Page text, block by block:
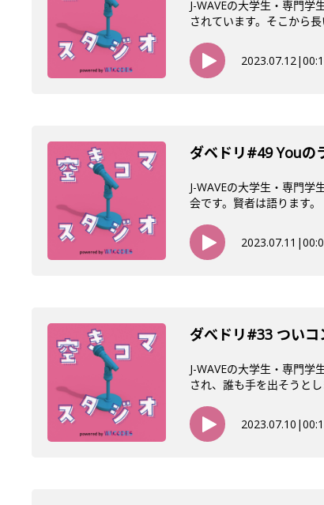
J-WAVEの大学生・専門
されています。そこから
2023.07.12|
ダベドリ#49 Youの
J-WAVEの大学生・専門
会です。賢者は語ります
2023.07.11 |
ダべドリ#33 つい
J-WAVEの大学生・専門
され、誰も手を出そうと
2023.07.10 |